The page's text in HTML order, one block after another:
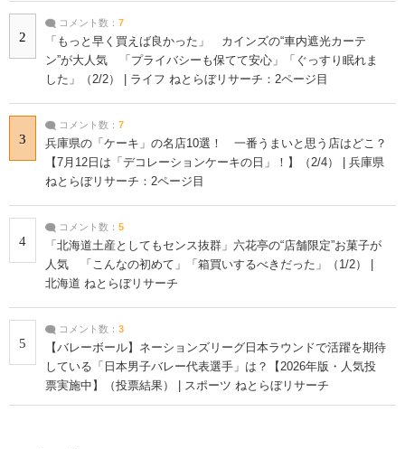
2
コメント数： 7
「もっと早く買えば良かった」 カインズの“車内遮光カーテ
ン”が大人気 「プライバシーも保てて安心」「ぐっすり眠れま
した」（2/2） | ライフ ねとらぼリサーチ：2ページ目
3
コメント数： 7
兵庫県の「ケーキ」の名店10選！ 一番うまいと思う店はどこ？
【7月12日は「デコレーションケーキの日」！】（2/4） | 兵庫県
ねとらぼリサーチ：2ページ目
4
コメント数： 5
「北海道土産としてもセンス抜群」六花亭の“店舗限定”お菓子が
人気 「こんなの初めて」「箱買いするべきだった」（1/2） |
北海道 ねとらぼリサーチ
5
コメント数： 3
【バレーボール】ネーションズリーグ日本ラウンドで活躍を期待
している「日本男子バレー代表選手」は？【2026年版・人気投
票実施中】（投票結果） | スポーツ ねとらぼリサーチ